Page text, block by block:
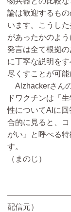
論は歓迎するも
います。こうし
があったかのよ
発言は全て根拠
に丁寧な説明を
尽くすことが可能
Alzhackerさん
ドワクチンは「
性についてAIに
合的に見ると、
がい』と呼べる
す。
（まのじ）
配信元）